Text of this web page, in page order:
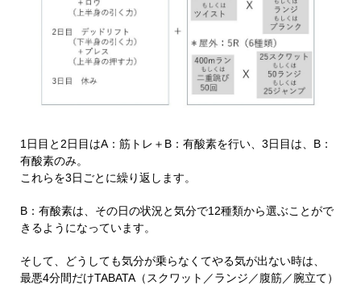
1日目と2日目はA：筋トレ＋B：有酸素を行い、3日目は、B：
有酸素のみ。
これらを3日ごとに繰り返します。
B：有酸素は、その日の状況と気分で12種類から選ぶことがで
きるようになっています。
そして、どうしても気分が乗らなくてやる気が出ない時は、
最悪4分間だけTABATA（スクワット／ランジ／腹筋／腕立て）